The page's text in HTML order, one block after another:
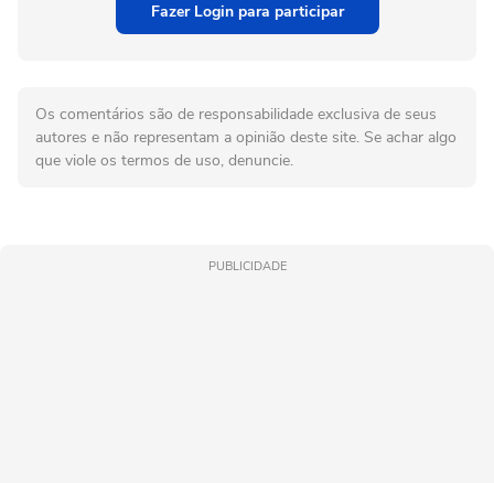
Fazer Login para participar
Os comentários são de responsabilidade exclusiva de seus
autores e não representam a opinião deste site. Se achar algo
que viole os termos de uso, denuncie.
PUBLICIDADE